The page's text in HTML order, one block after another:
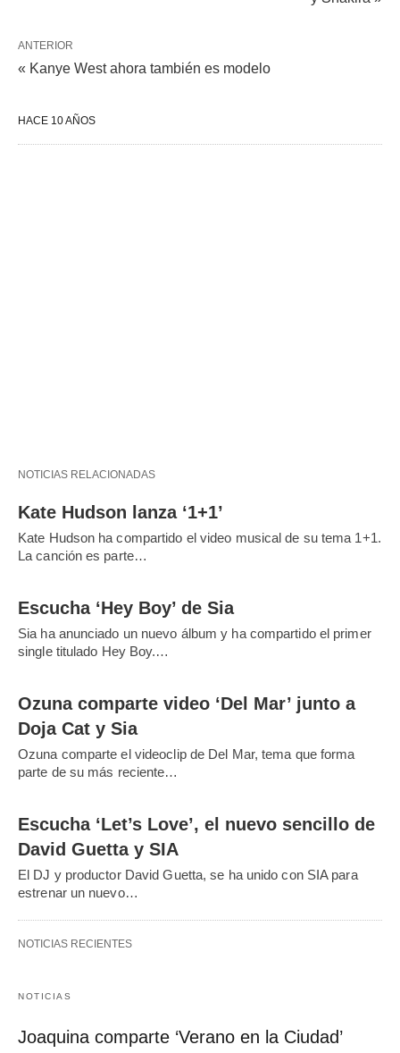
ANTERIOR
« Kanye West ahora también es modelo
HACE 10 AÑOS
NOTICIAS RELACIONADAS
Kate Hudson lanza ‘1+1’
Kate Hudson ha compartido el video musical de su tema 1+1.
La canción es parte…
Escucha ‘Hey Boy’ de Sia
Sia ha anunciado un nuevo álbum y ha compartido el primer
single titulado Hey Boy.…
Ozuna comparte video ‘Del Mar’ junto a
Doja Cat y Sia
Ozuna comparte el videoclip de Del Mar, tema que forma
parte de su más reciente…
Escucha ‘Let’s Love’, el nuevo sencillo de
David Guetta y SIA
El DJ y productor David Guetta, se ha unido con SIA para
estrenar un nuevo…
NOTICIAS RECIENTES
NOTICIAS
Joaquina comparte ‘Verano en la Ciudad’